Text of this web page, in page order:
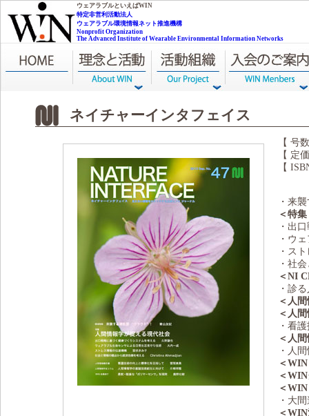
ウェアラブルといえばWIN
特定非営利活動法人
ウェアラブル環境情報ネット推進機構
Nonprofit Organization
The Advanced Institute of Wearable Environmental Information Networks
ネイチャーインタフェイス
【 号
【 定
【
・来
＜特
・出
・ウ
・ス
・社
＜NI
・診
＜人
＜人
・看
＜人
・人
＜
＜
＜
・大
＜